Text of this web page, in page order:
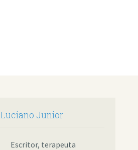
Luciano Junior
Escritor, terapeuta